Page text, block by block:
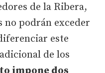
de la Ribera,
no podrán exceder
este
de los